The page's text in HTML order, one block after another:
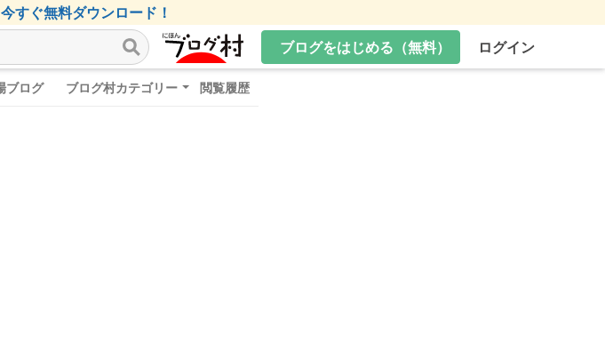
すぐ無料ダウンロード！
ブログをはじめる（無料）
ログイン
ブログ ブログ村カテゴリー 閲覧履歴